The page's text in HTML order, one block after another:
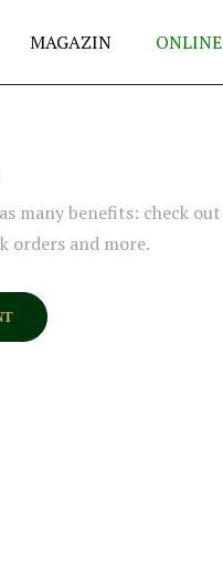
MAGAZIN ONLINE
many benefits: check
orders and more.